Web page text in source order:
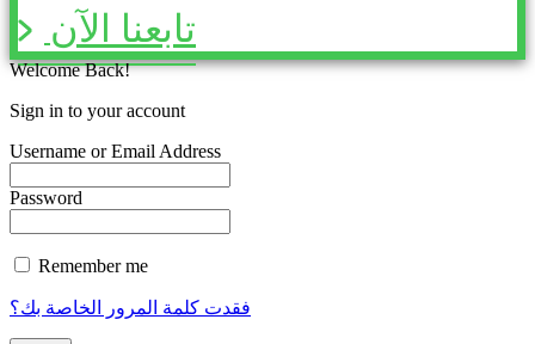
تابعنا الآن
Welcome Back!
Sign in to your account
Username or Email Address
Password
Remember me
فقدت كلمة المرور الخاصة بك؟